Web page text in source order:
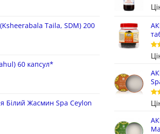
Taila, SDM) 200
60 капсул*
Білий Жасмин Spa Ceylon
5
5